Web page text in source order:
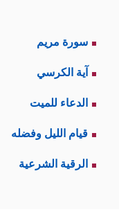
سورة مريم
آية الكرسي
الدعاء للميت
قيام الليل وفضله
الرقية الشرعية